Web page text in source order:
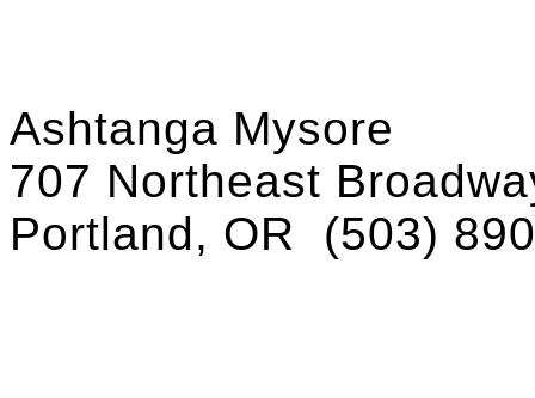
Ashtanga Mysore
707 Northeast
Portland, OR
(503)